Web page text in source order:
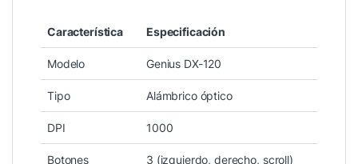
Característica Especificación
Modelo Genius DX-120
Tipo Alámbrico óptico
DPI 1000
Botones 3 (izquierdo, derecho, scroll)